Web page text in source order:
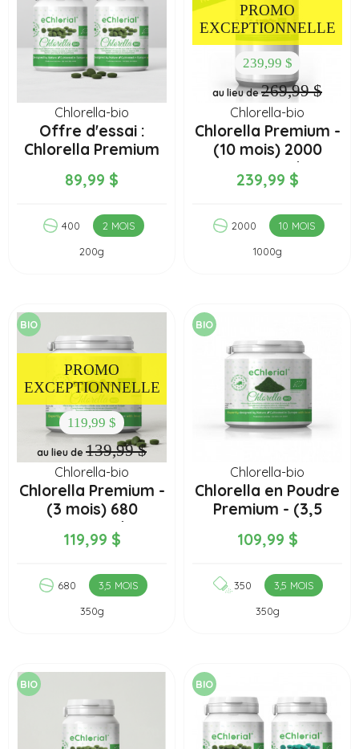
Chlorella-bio
Offre d'essai :
Chlorella Premium
(2 mois) 400...
89,99 $
400
2 MOIS
200g
PROMO
EXCEPTIONNELLE
239,99 $
au lieu de269,99 $
Chlorella-bio
Chlorella Premium -
(10 mois) 2000
comprimés
239,99 $
2000
10 MOIS
1000g
PROMO
EXCEPTIONNELLE
119,99 $
au lieu de 139,99 $
BIO
Chlorella-bio
Chlorella Premium -
(3 mois) 680
comprimés
119,99 $
680
3,5 MOIS
350g
BIO
Chlorella-bio
Chlorella en Poudre
Premium - (3,5
mois) 350g
109,99 $
350
3,5 MOIS
350g
BIO BIO